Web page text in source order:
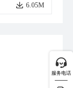
6.05M
服务电话